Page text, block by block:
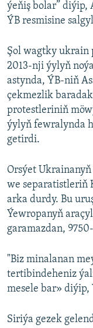
ýeňiş bolar” diýip,
ÝB resmisine
Şol wagtky
2013-nji ýylyň
astynda, ÝB-niň
çekmezlik
protestleriniň
ýylyň fewralynda
getirdi.
Orsýet
we separatistleriň
arka durdy. Bu
Ýewropanyň
garamazdan,
"Biz minalanan
tertibindeheniz
mesele bar» diýip,
Siriýa gezek